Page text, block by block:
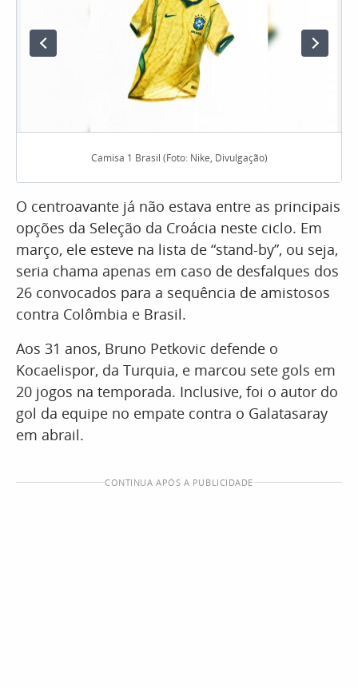
Camisa 1 Brasil (Foto: Nike, Divulgação)
O centroavante já não estava entre as principais
opções da Seleção da Croácia neste ciclo. Em
março, ele esteve na lista de “stand-by”, ou seja,
seria chama apenas em caso de desfalques dos
26 convocados para a sequência de amistosos
contra Colômbia e Brasil.
Aos 31 anos, Bruno Petkovic defende o
Kocaelispor, da Turquia, e marcou sete gols em
20 jogos na temporada. Inclusive, foi o autor do
gol da equipe no empate contra o Galatasaray
em abrail.
CONTINUA APÓS A PUBLICIDADE